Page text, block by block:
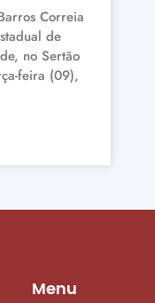
Correia
de
no Sertão
feira (09),
Menu